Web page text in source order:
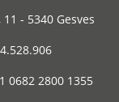
- 5340 Gesves
0682 2800 1355